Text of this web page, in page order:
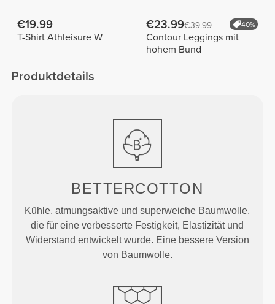
€19.99
T-Shirt Athleisure W
€23.99€39.99 40%
Contour Leggings mit
hohem Bund
Produktdetails
BETTERCOTTON
Kühle, atmungsaktive und superweiche Baumwolle,
die für eine verbesserte Festigkeit, Elastizität und
Widerstand entwickelt wurde. Eine bessere Version
von Baumwolle.